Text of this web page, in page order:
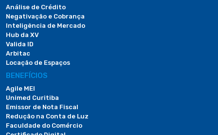
Análise de Crédito
Negativação e Cobrança
Inteligência de Mercado
Hub da XV
Valida ID
Arbitac
Locação de Espaços
BENEFÍCIOS
Agile MEI
Unimed Curitiba
Emissor de Nota Fiscal
Redução na Conta de Luz
Faculdade do Comércio